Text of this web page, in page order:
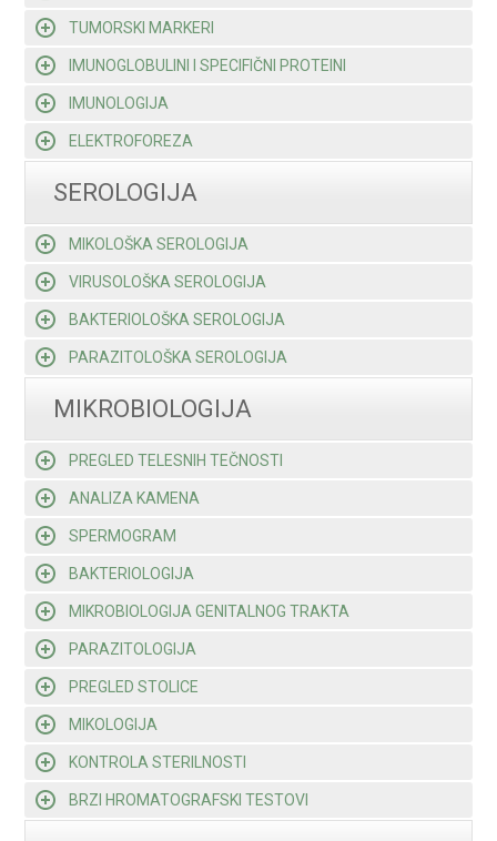
TUMORSKI MARKERI
IMUNOGLOBULINI I SPECIFIČNI PROTEINI
IMUNOLOGIJA
ELEKTROFOREZA
SEROLOGIJA
MIKOLOŠKA SEROLOGIJA
VIRUSOLOŠKA SEROLOGIJA
BAKTERIOLOŠKA SEROLOGIJA
PARAZITOLOŠKA SEROLOGIJA
MIKROBIOLOGIJA
PREGLED TELESNIH TEČNOSTI
ANALIZA KAMENA
SPERMOGRAM
BAKTERIOLOGIJA
MIKROBIOLOGIJA GENITALNOG TRAKTA
PARAZITOLOGIJA
PREGLED STOLICE
MIKOLOGIJA
KONTROLA STERILNOSTI
BRZI HROMATOGRAFSKI TESTOVI